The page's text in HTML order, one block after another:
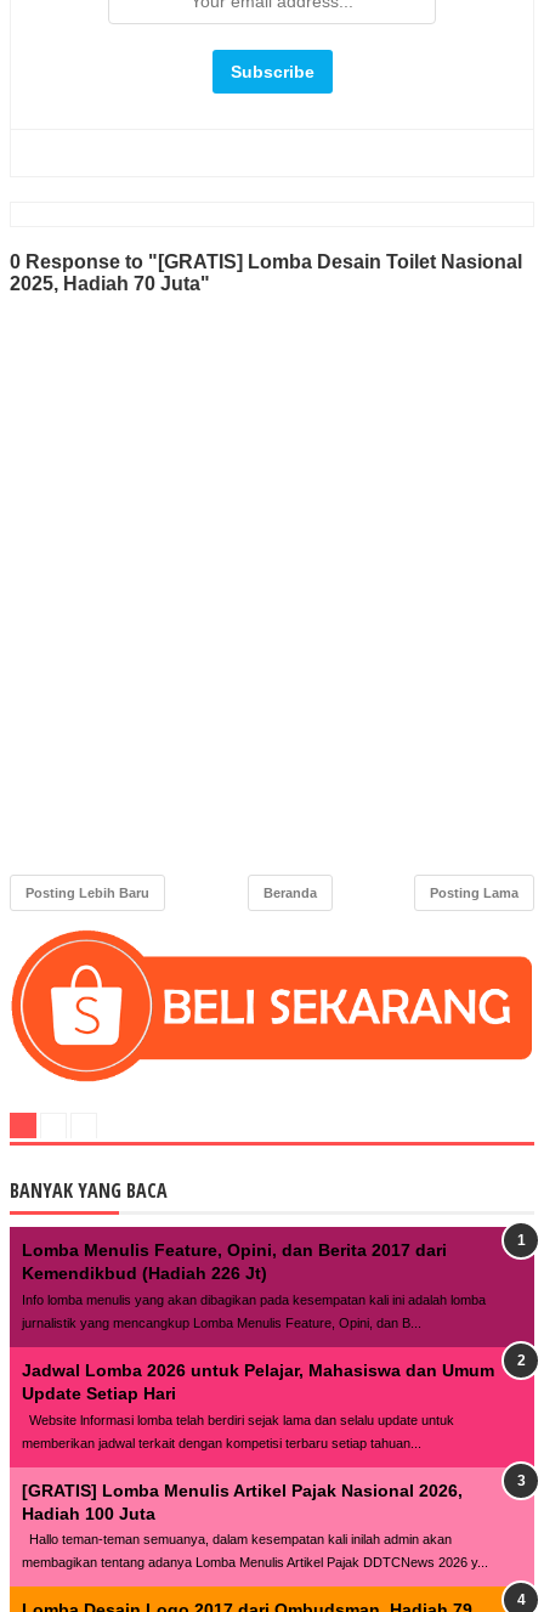
0 Response to "[GRATIS] Lomba Desain Toilet Nasional
2025, Hadiah 70 Juta"
Posting Lebih Baru Posting Lama
Beranda
BANYAK YANG BACA
Lomba Menulis Feature, Opini, dan Berita 2017 dari
Kemendikbud (Hadiah 226 Jt)
Info lomba menulis yang akan dibagikan pada kesempatan kali ini adalah lomba
jurnalistik yang mencangkup Lomba Menulis Feature, Opini, dan B...
Jadwal Lomba 2026 untuk Pelajar, Mahasiswa dan Umum
Update Setiap Hari
Website lnformasi lomba telah berdiri sejak lama dan selalu update untuk
memberikan jadwal terkait dengan kompetisi terbaru setiap tahuan...
[GRATIS] Lomba Menulis Artikel Pajak Nasional 2026,
Hadiah 100 Juta
Hallo teman-teman semuanya, dalam kesempatan kali inilah admin akan
membagikan tentang adanya Lomba Menulis Artikel Pajak DDTCNews 2026 y...